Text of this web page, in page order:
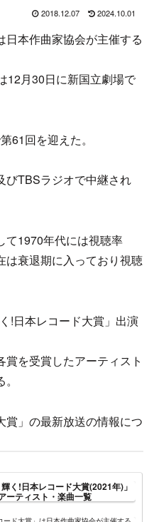
2018.12.07 2024.10.01
日本作曲家協会が主催する
12月30日に新国立劇場で
61回を迎えた。
びTBSラジオで中継され
て1970年代には視聴率
は衰退期に入っており視聴
!日本レコード大賞」出演
を受賞したアーティスト
賞」の最新放送の情報につ
く!日本レコード大賞(2021年)」
ーティスト・楽曲一覧